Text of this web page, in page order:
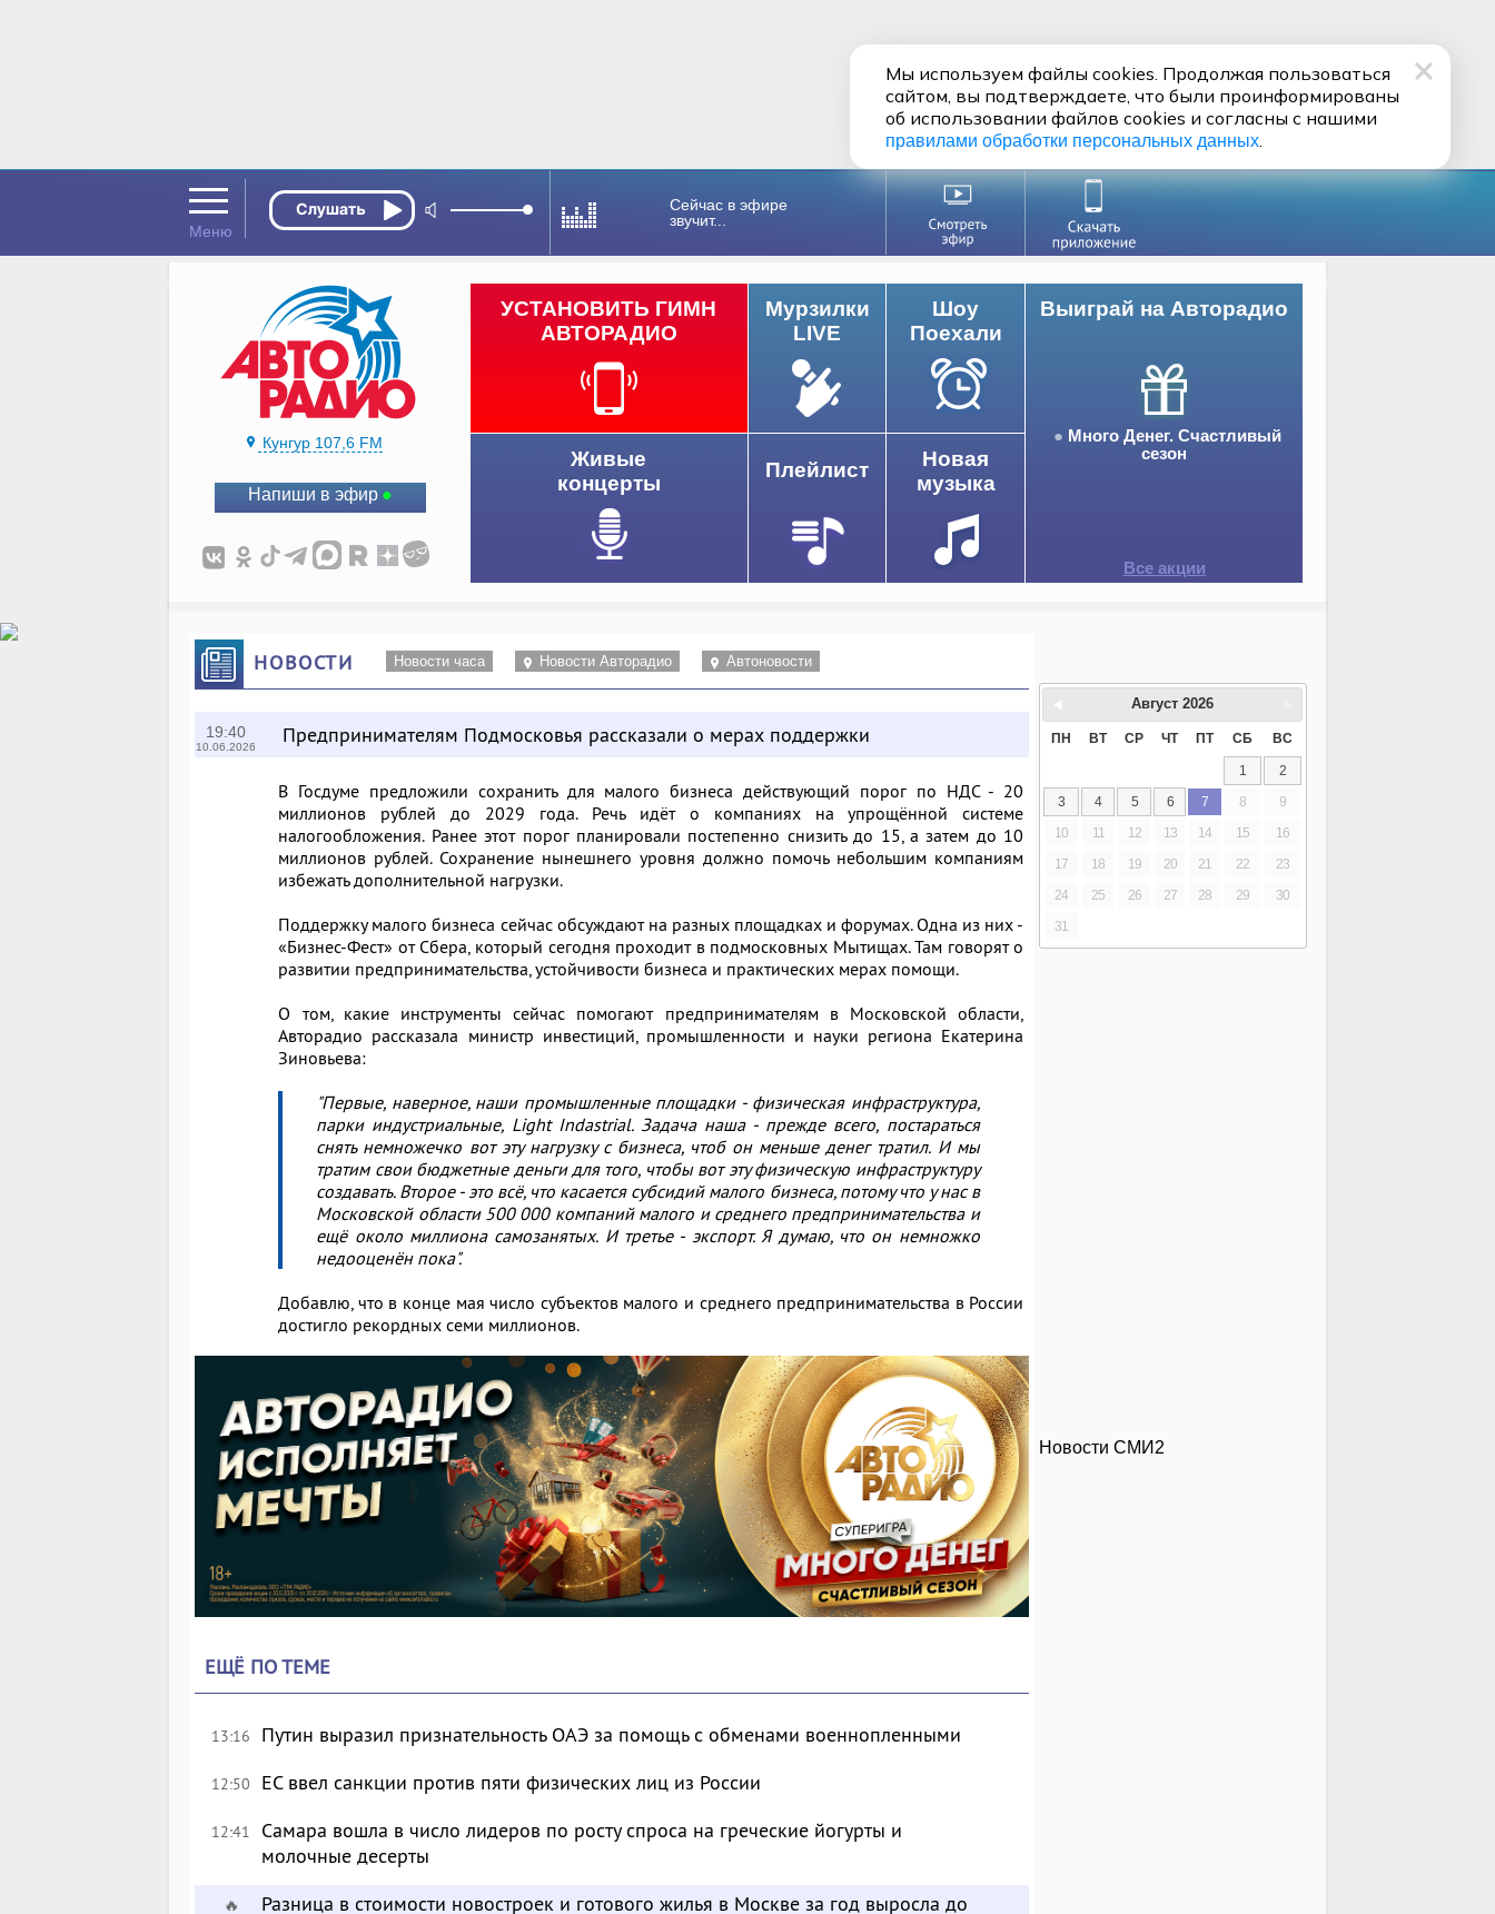
Сейчас в эфире
звучит...
Кунгур 107,6 FM
Напиши в эфир
Выиграй на Авторадио
Много Денег. Счастливый
сезон
Все акции
УСТАНОВИТЬ ГИМН
АВТОРАДИО
Мурзилки
LIVE
Шоу
Поехали
Живые
концерты
Плейлист
Новая
музыка
НОВОСТИ Новости часа Новости Авторадио Автоновости
19:40
10.06.2026 Предпринимателям Подмосковья рассказали о мерах поддержки
В Госдуме предложили сохранить для малого бизнеса действующий порог по НДС - 20
миллионов рублей до 2029 года. Речь идёт о компаниях на упрощённой системе
налогообложения. Ранее этот порог планировали постепенно снизить до 15, а затем до 10
миллионов рублей. Сохранение нынешнего уровня должно помочь небольшим компаниям
избежать дополнительной нагрузки.
Поддержку малого бизнеса сейчас обсуждают на разных площадках и форумах. Одна из них -
«Бизнес-Фест» от Сбера, который сегодня проходит в подмосковных Мытищах. Там говорят о
развитии предпринимательства, устойчивости бизнеса и практических мерах помощи.
О том, какие инструменты сейчас помогают предпринимателям в Московской области,
Авторадио рассказала министр инвестиций, промышленности и науки региона Екатерина
Зиновьева:
"Первые, наверное, наши промышленные площадки - физическая инфраструктура,
парки индустриальные, Light Indastrial. Задача наша - прежде всего, постараться
снять немножечко вот эту нагрузку с бизнеса, чтоб он меньше денег тратил. И мы
тратим свои бюджетные деньги для того, чтобы вот эту физическую инфраструктуру
создавать. Второе - это всё, что касается субсидий малого бизнеса, потому что у нас в
Московской области 500 000 компаний малого и среднего предпринимательства и
ещё около миллиона самозанятых. И третье - экспорт. Я думаю, что он немножко
недооценён пока".
Добавлю, что в конце мая число субъектов малого и среднего предпринимательства в России
достигло рекордных семи миллионов.
ЕЩЁ ПО ТЕМЕ
13:16 Путин выразил признательность ОАЭ за помощь с обменами военнопленными
12:50 ЕС ввел санкции против пяти физических лиц из России
12:41
Самара вошла в число лидеров по росту спроса на греческие йогурты и
молочные десерты
🔥
Разница в стоимости новостроек и готового жилья в Москве за год выросла до
Август 2026
ПН ВТ СР ЧТ ПТ СБ ВС
1
2
3
4 5 6 7 8
9
10
11 12 13 14 15
16
17
18 19 20 21 22
23
24
25 26 27 28 29
30
31
Новости СМИ2
Мы используем файлы cookies. Продолжая пользоваться
сайтом, вы подтверждаете, что были проинформированы
об использовании файлов cookies и согласны с нашими
правилами обработки персональных данных.